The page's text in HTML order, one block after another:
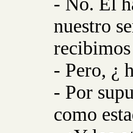
nuestro
- Pero, ¿
- Por
como